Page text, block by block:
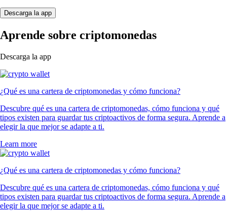
Descarga la app
Aprende sobre criptomonedas
Descarga la app
¿Qué es una cartera de criptomonedas y cómo funciona?
Descubre qué es una cartera de criptomonedas, cómo funciona y qué
tipos existen para guardar tus criptoactivos de forma segura. Aprende a
elegir la que mejor se adapte a ti.
Learn more
¿Qué es una cartera de criptomonedas y cómo funciona?
Descubre qué es una cartera de criptomonedas, cómo funciona y qué
tipos existen para guardar tus criptoactivos de forma segura. Aprende a
elegir la que mejor se adapte a ti.